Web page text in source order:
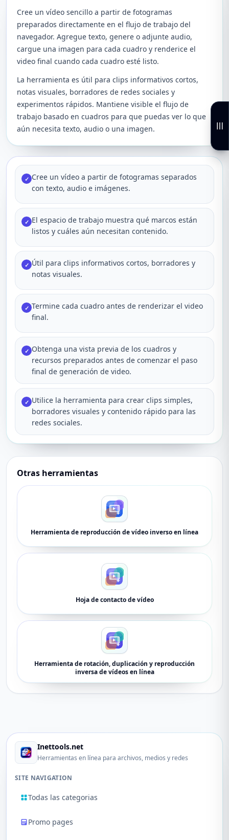
Cree un vídeo sencillo a partir de fotogramas
preparados directamente en el flujo de trabajo del
navegador. Agregue texto, genere o adjunte audio,
cargue una imagen para cada cuadro y renderice el
video final cuando cada cuadro esté listo.
La herramienta es útil para clips informativos cortos,
notas visuales, borradores de redes sociales y
experimentos rápidos. Mantiene visible el flujo de
trabajo basado en cuadros para que puedas ver lo que
aún necesita texto, audio o una imagen.
✓ Cree un vídeo a partir de fotogramas separados
con texto, audio e imágenes.
✓ El espacio de trabajo muestra qué marcos están
listos y cuáles aún necesitan contenido.
✓ Útil para clips informativos cortos, borradores y
notas visuales.
✓ Termine cada cuadro antes de renderizar el video
final.
✓ Obtenga una vista previa de los cuadros y
recursos preparados antes de comenzar el paso
final de generación de video.
✓ Utilice la herramienta para crear clips simples,
borradores visuales y contenido rápido para las
redes sociales.
Otras herramientas
Herramienta de reproducción de vídeo inverso en línea
Hoja de contacto de vídeo
Herramienta de rotación, duplicación y reproducción
inversa de vídeos en línea
Inettools.net
Herramientas en línea para archivos, medios y redes
SITE NAVIGATION
Todas las categorias
Promo pages